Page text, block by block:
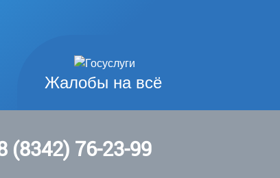
Жалобы на всё
(8342) 76-23-99